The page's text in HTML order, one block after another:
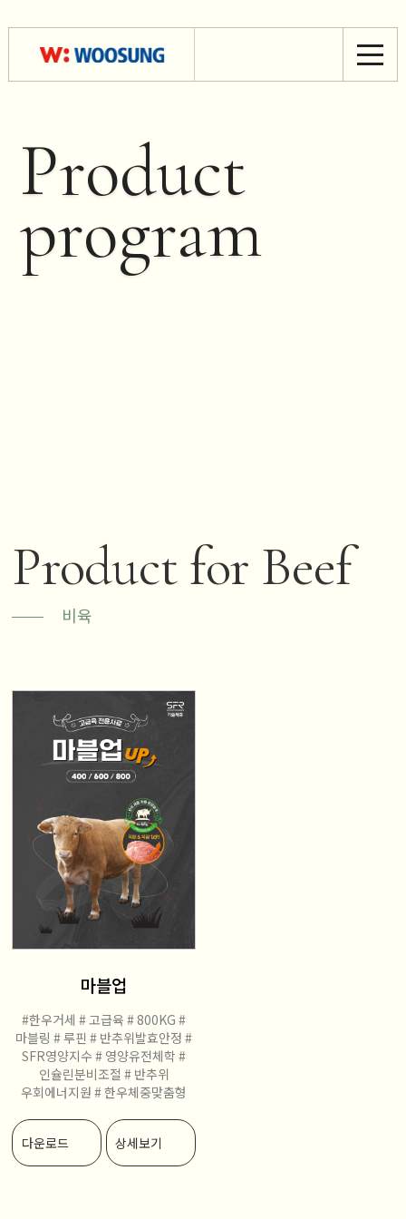
Product
program
Product for Beef
비육
마블업
#한우거세 # 고급육 # 800KG #
마블링 # 루핀 # 반추위발효안정 #
SFR영양지수 # 영양유전체학 #
인슐린분비조절 # 반추위
우회에너지원 # 한우체중맞춤형
다운로드 상세보기